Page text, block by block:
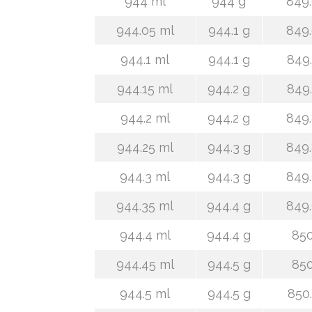
944.05 ml
944.1 g
944.1 ml
944.1 g
944.15 ml
944.2 g
944.2 ml
944.2 g
944.25 ml
944.3 g
944.3 ml
944.3 g
944.35 ml
944.4 g
944.4 ml
944.4 g
944.45 ml
944.5 g
944.5 ml
944.5 g